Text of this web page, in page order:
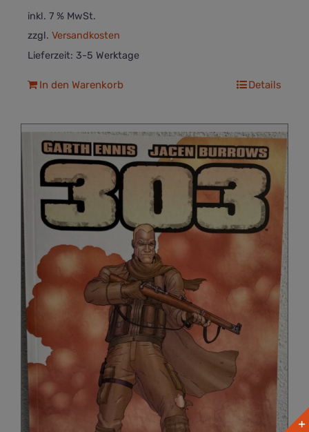
inkl. 7 % MwSt.
zzgl. Versandkosten
Lieferzeit: 3-5 Werktage
In den Warenkorb Details